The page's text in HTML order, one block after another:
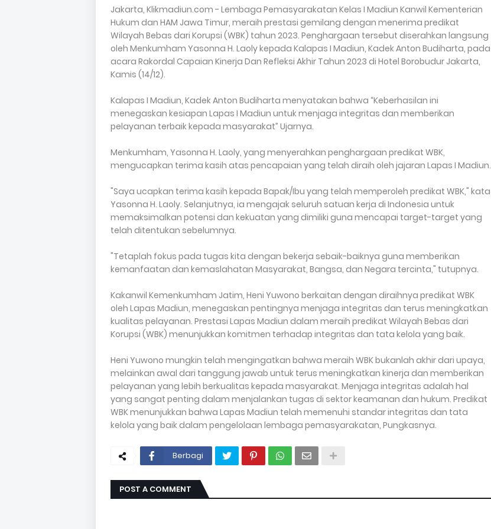
Jakarta, Klikmadiun.com - Lembaga Pemasyarakatan Kelas I Madiun Kanwil Kementerian
Hukum dan HAM Jawa Timur, meraih prestasi gemilang dengan menerima predikat
Wilayah Bebas dari Korupsi (WBK) tahun 2023. Penghargaan tersebut diserahkan langsung
oleh Menkumham Yasonna H. Laoly kepada Kalapas I Madiun, Kadek Anton Budiharta, pada
acara Rakordal Capaian Kinerja Dan Refleksi Akhir Tahun 2023 di Hotel Borobudur Jakarta,
Kamis (14/12).
Kalapas I Madiun, Kadek Anton Budiharta menyatakan bahwa “Keberhasilan ini
menegaskan kesiapan Lapas I Madiun untuk menjaga integritas dan memberikan
pelayanan terbaik kepada masyarakat” Ujarnya.
Menkumham, Yasonna H. Laoly, yang menyerahkan penghargaan predikat WBK,
mengucapkan terima kasih atas pencapaian yang telah diraih oleh jajaran Lapas I Madiun.
"Saya ucapkan terima kasih kepada Bapak/Ibu yang telah memperoleh predikat WBK," kata
Yasonna H. Laoly. Selanjutnya, ia mengajak seluruh satuan kerja di Indonesia untuk
memaksimalkan potensi dan kekuatan yang dimiliki guna mencapai target-target yang
telah ditentukan sebelumnya.
"Tetaplah fokus pada tugas kita dengan bekerja sebaik-baiknya guna memberikan
kemanfaatan dan kemaslahatan Masyarakat, Bangsa, dan Negara tercinta," tutupnya.
Kakanwil Kemenkumham Jatim, Heni Yuwono berkaitan dengan diraihnya predikat WBK
oleh Lapas Madiun, menegaskan pentingnya menjaga integritas dan terus meningkatkan
kualitas pelayanan. Prestasi Lapas Madiun dalam meraih predikat Wilayah Bebas dari
Korupsi (WBK) menunjukkan komitmen terhadap integritas dan tata kelola yang baik.
Heni Yuwono mungkin telah mengingatkan bahwa meraih WBK bukanlah akhir dari upaya,
melainkan awal dari tanggung jawab untuk terus meningkatkan kinerja dan memberikan
pelayanan yang lebih berkualitas kepada masyarakat. Menjaga integritas adalah hal
yang sangat penting dalam menjalankan tugas di sektor keamanan dan hukum. Predikat
WBK menunjukkan bahwa Lapas Madiun telah memenuhi standar integritas dan tata
kelola yang baik dalam pengelolaan lembaga pemasyarakatan, Pungkasnya.
Berbagi
POST A COMMENT